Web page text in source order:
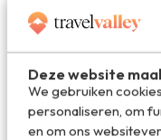
Deze website
We gebruiken
personaliseren, om
en om ons